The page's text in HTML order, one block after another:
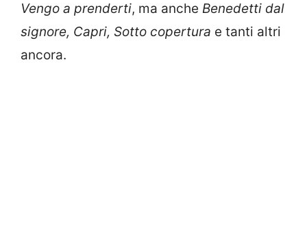
Vengo a prenderti, ma anche Benedetti dal
signore, Capri, Sotto copertura e tanti altri
ancora.